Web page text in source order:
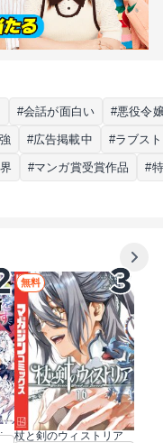
#会話が面白い #悪役令
#広告掲載中 #ラブス
#マンガ賞受賞作品 #
極めます
無料
杖と剣のウィストリア